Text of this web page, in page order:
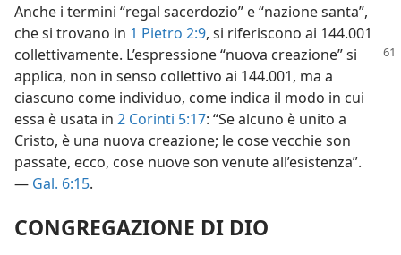
Anche i termini “regal sacerdozio” e “nazione santa”,
che si trovano in 1 Pietro 2:9, si riferiscono ai 144.001
collettivamente. L’espressione “nuova creazione” si
applica, non in senso collettivo ai 144.001, ma a
ciascuno come individuo, come indica il modo in cui
essa è usata in 2 Corinti 5:17: “Se alcuno è unito a
Cristo, è una nuova creazione; le cose vecchie son
passate, ecco, cose nuove son venute all’esistenza”.
— Gal. 6:15.
CONGREGAZIONE DI DIO